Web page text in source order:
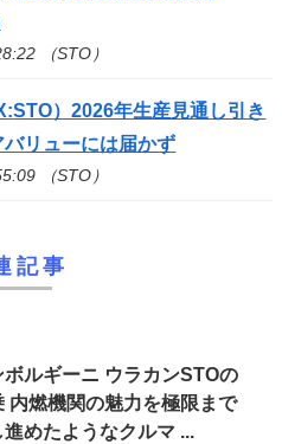
（STO）
STO）2026年生産見通し引き
リューには届かず
（STO）
記事
ボルギーニ ウラカンSTOの
内燃機関の魅力を極限まで
進めたようなクルマ ...